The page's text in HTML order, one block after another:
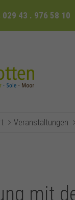
029 43 . 976 58 10
Veranstaltungen
mit